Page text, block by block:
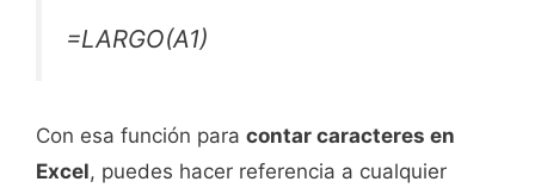
=LARGO(A1)
Con esa función para contar caracteres en
Excel, puedes hacer referencia a cualquier